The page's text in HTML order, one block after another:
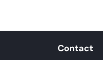
Contact